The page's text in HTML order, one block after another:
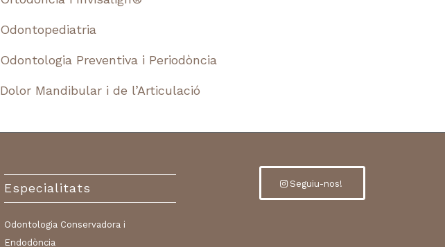
Odontopediatria
Odontologia Preventiva i Periodòncia
Dolor Mandibular i de l’Articulació
Especialitats
Odontologia Conservadora i
Endodòncia
Seguiu-nos!